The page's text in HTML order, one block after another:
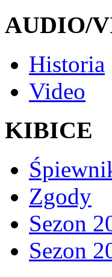
AUDIO/
Historia
Video
KIBICE
Zgody
Sezon
Sezon